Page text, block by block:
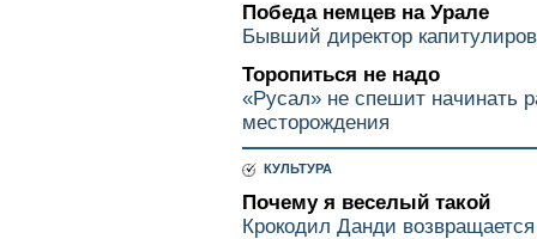
Победа немцев на Урале
Бывший директор
Торопиться не надо
«Русал» не спешит начинать
месторождения
КУЛЬТУРА
Почему я веселый такой
Крокодил Данди